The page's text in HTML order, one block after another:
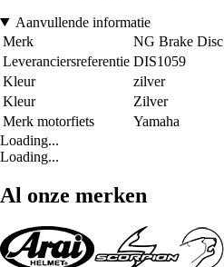
Aanvullende informatie
Merk
NG Brake Disc
Leveranciersreferentie DIS1059
Kleur
zilver
Kleur
Zilver
Merk motorfiets
Yamaha
Loading...
Loading...
Al onze merken